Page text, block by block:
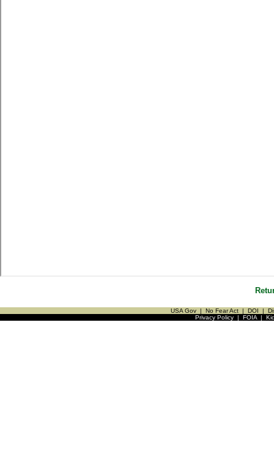
USA Gov | No Fear Act | DOI |
Privacy Policy| FOIA|